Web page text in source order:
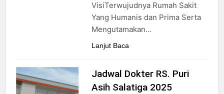
VisiTerwujudnya Rumah Sakit
Yang Humanis dan Prima Serta
Mengutamakan…
Lanjut Baca
Jadwal Dokter RS. Puri
Asih Salatiga 2025